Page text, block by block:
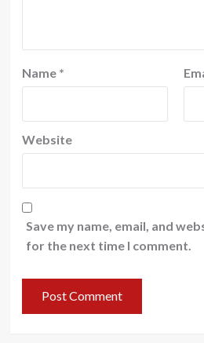
Name *
Website
Save my name, email, and
for the next time I comment.